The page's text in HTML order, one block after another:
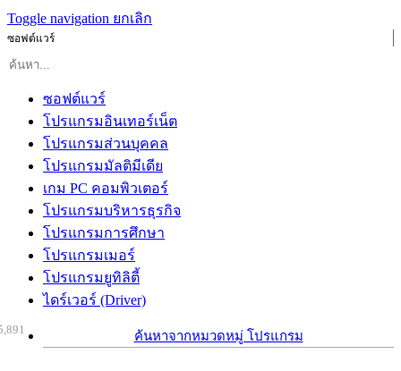
Toggle navigation ยกเลิก
ซอฟต์แวร์
ซอฟต์แวร์
โปรแกรมอินเทอร์เน็ต
โปรแกรมส่วนบุคคล
โปรแกรมมัลติมีเดีย
เกม PC คอมพิวเตอร์
โปรแกรมบริหารธุรกิจ
โปรแกรมการศึกษา
โปรแกรมเมอร์
โปรแกรมยูทิลิตี้
ไดร์เวอร์ (Driver)
ค้นหาจากหมวดหมู่ โปรแกรม